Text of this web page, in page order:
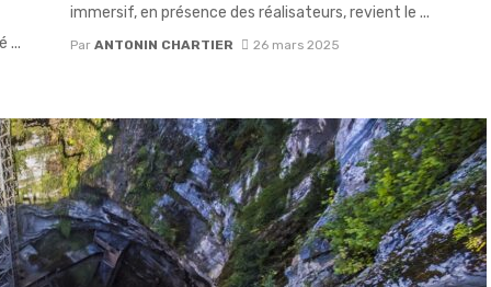
...
immersif, en présence des réalisateurs, revient le ...
Par ANTONIN CHARTIER 26 mars 2025